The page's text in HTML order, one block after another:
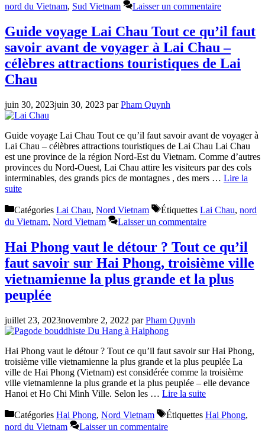
nord du Vietnam, Sud Vietnam Laisser un commentaire
Guide voyage Lai Chau Tout ce qu’il faut
savoir avant de voyager à Lai Chau –
célèbres attractions touristiques de Lai
Chau
juin 30, 2023juin 30, 2023 parPham Quynh
Guide voyage Lai Chau Tout ce qu’il faut savoir avant de voyager à
Lai Chau – célèbres attractions touristiques de Lai Chau Lai Chau
est une province de la région Nord-Est du Vietnam. Comme d’autres
provinces du Nord-Ouest, Lai Chau attire les visiteurs par des cols
interminables, des grands pics de montagnes , des mers … Lire la
suite
Catégories Lai Chau, Nord Vietnam Étiquettes Lai Chau, nord
du Vietnam, Nord Vietnam Laisser un commentaire
Hai Phong vaut le détour ? Tout ce qu’il
faut savoir sur Hai Phong, troisième ville
vietnamienne la plus grande et la plus
peuplée
juillet 23, 2023novembre 2, 2022 parPham Quynh
Hai Phong vaut le détour ? Tout ce qu’il faut savoir sur Hai Phong,
troisième ville vietnamienne la plus grande et la plus peuplée La
ville de Hai Phong (Vietnam) est considérée comme la troisième
ville vietnamienne la plus grande et la plus peuplée – elle devance
Hanoi et Ho Chi Minh Ville. Selon les … Lire la suite
Catégories Hai Phong, Nord Vietnam Étiquettes Hai Phong,
nord du Vietnam
Laisser un commentaire